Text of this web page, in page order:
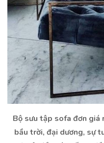
Bộ sưu tập sofa đơn giá
bầu trời, đại dương, sự